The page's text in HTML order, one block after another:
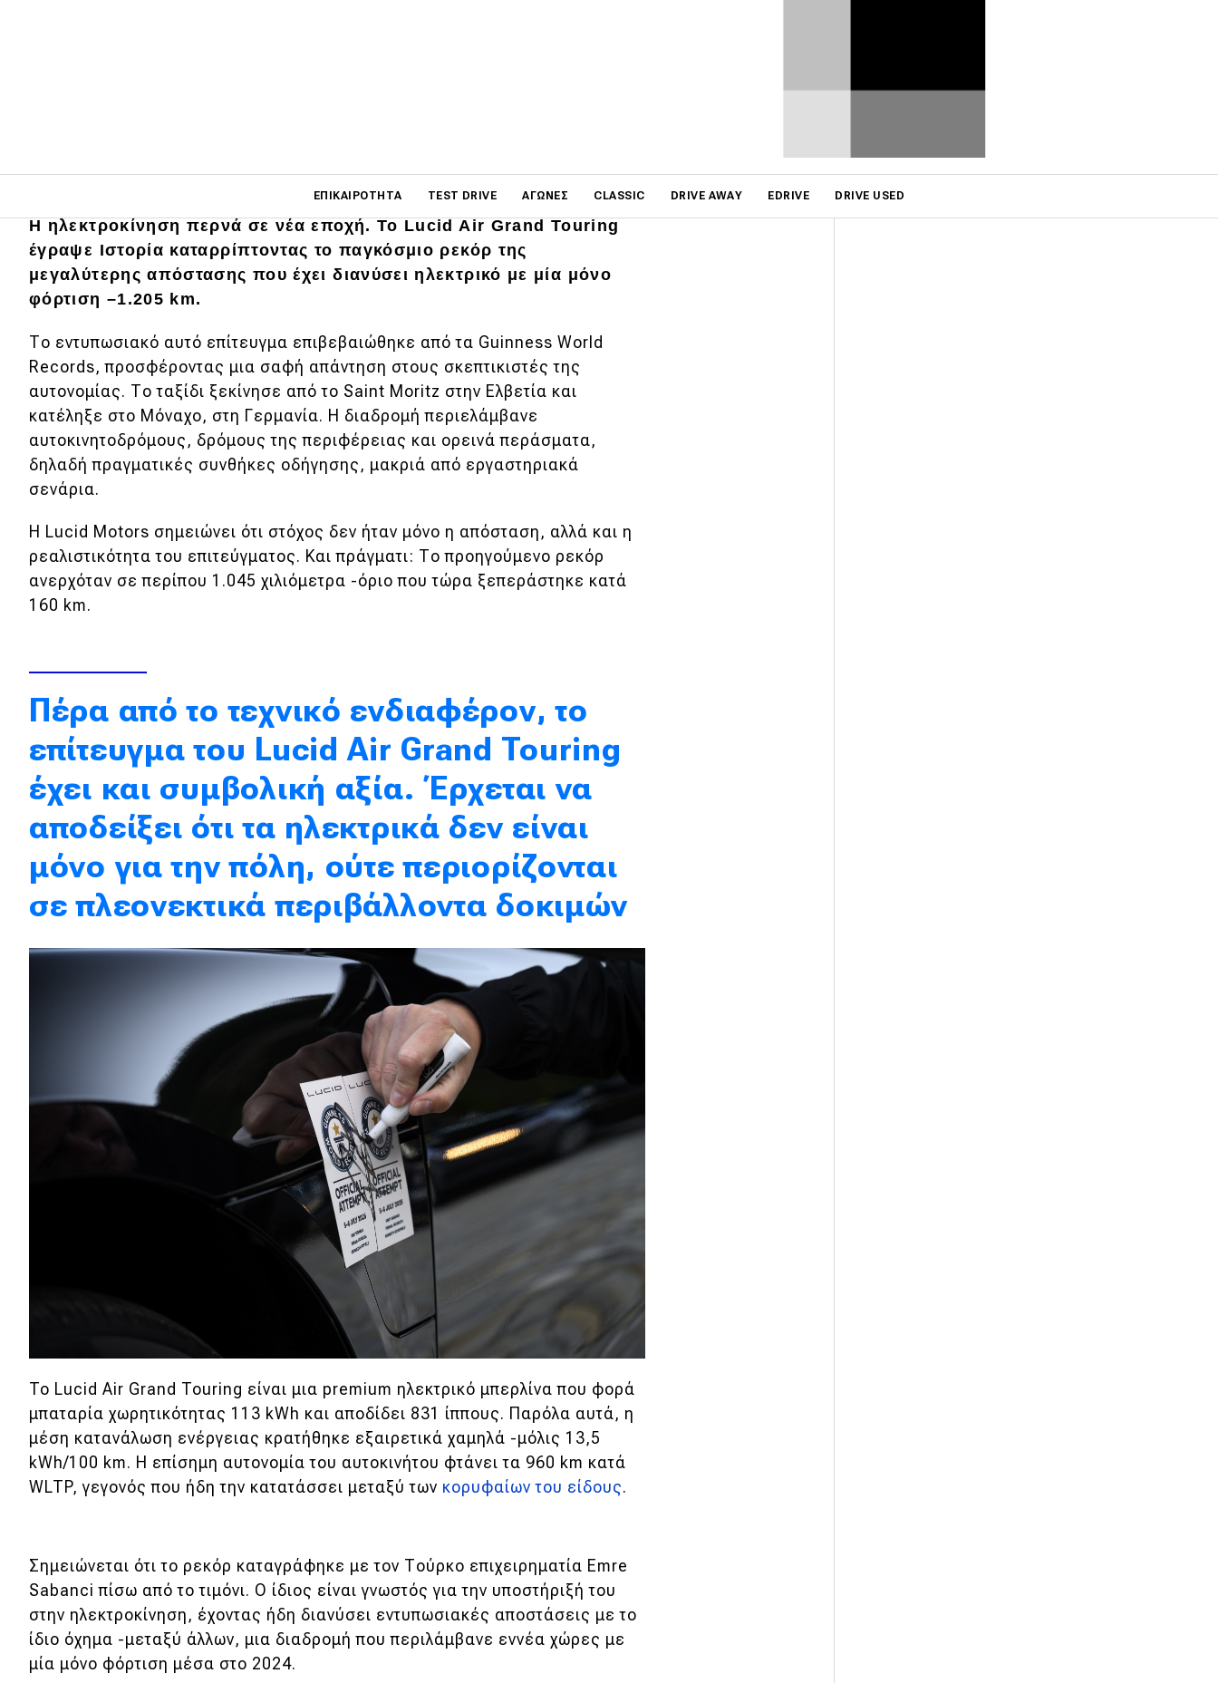
ΕΠΙΚΑΙΡΌΤΗΤΑ TEST DRIVE ΑΓΏΝΕΣ CLASSIC DRIVE AWAY EDRIVE DRIVE USED
Main navigation
Επικαιρότητα
Πρωτότυπα
Ελλάδα
Κόσμος
Τεχνολογία
Ασφάλεια
Αγορά
Απόψεις
Δοκιμή
Αποστολή
Συγκρίνουμε
Αγώνες
Formula 1
Mobility
MOTO
Μεταχειρισμένο
Οδηγός αγοράς
Χρηστικά
Συμβουλές
ΚΤΕΟ
Η ηλεκτροκίνηση περνά σε νέα εποχή. To Lucid Air Grand Touring
έγραψε Iστορία καταρρίπτοντας το παγκόσμιο ρεκόρ της
μεγαλύτερης απόστασης που έχει διανύσει ηλεκτρικό με μία μόνο
φόρτιση –1.205 km.
Το εντυπωσιακό αυτό επίτευγμα επιβεβαιώθηκε από τα Guinness World
Records, προσφέροντας μια σαφή απάντηση στους σκεπτικιστές της
αυτονομίας. Το ταξίδι ξεκίνησε από το Saint Moritz στην Ελβετία και
κατέληξε στο Μόναχο, στη Γερμανία. Η διαδρομή περιελάμβανε
αυτοκινητοδρόμους, δρόμους της περιφέρειας και ορεινά περάσματα,
δηλαδή πραγματικές συνθήκες οδήγησης, μακριά από εργαστηριακά
σενάρια.
Η Lucid Motors σημειώνει ότι στόχος δεν ήταν μόνο η απόσταση, αλλά και η
ρεαλιστικότητα του επιτεύγματος. Και πράγματι: Το προηγούμενο ρεκόρ
ανερχόταν σε περίπου 1.045 χιλιόμετρα -όριο που τώρα ξεπεράστηκε κατά
160 km.
Πέρα από το τεχνικό ενδιαφέρον, το
επίτευγμα του Lucid Air Grand Touring
έχει και συμβολική αξία. Έρχεται να
αποδείξει ότι τα ηλεκτρικά δεν είναι
μόνο για την πόλη, ούτε περιορίζονται
σε πλεονεκτικά περιβάλλοντα δοκιμών
To Lucid Air Grand Touring είναι μια premium ηλεκτρικό μπερλίνα που φορά
μπαταρία χωρητικότητας 113 kWh και αποδίδει 831 ίππους. Παρόλα αυτά, η
μέση κατανάλωση ενέργειας κρατήθηκε εξαιρετικά χαμηλά -μόλις 13,5
kWh/100 km. Η επίσημη αυτονομία του αυτοκινήτου φτάνει τα 960 km κατά
WLTP, γεγονός που ήδη την κατατάσσει μεταξύ των κορυφαίων του είδους.
Σημειώνεται ότι το ρεκόρ καταγράφηκε με τον Τούρκο επιχειρηματία Emre
Sabanci πίσω από το τιμόνι. Ο ίδιος είναι γνωστός για την υποστήριξή του
στην ηλεκτροκίνηση, έχοντας ήδη διανύσει εντυπωσιακές αποστάσεις με το
ίδιο όχημα -μεταξύ άλλων, μια διαδρομή που περιλάμβανε εννέα χώρες με
μία μόνο φόρτιση μέσα στο 2024.